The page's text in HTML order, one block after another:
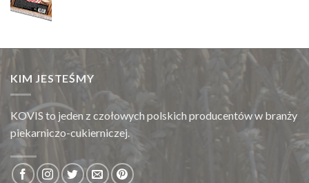
KIM JESTEŚMY
KOVIS to jeden z czołowych polskich producentów w branży
piekarniczo-cukierniczej.